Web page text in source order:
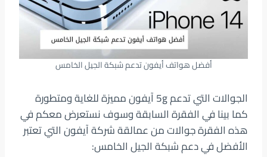
أفضل هواتف أيفون تدعم شبكة الجيل الخامس
الجوالات التي تدعم 5g آيفون مميزة للغاية ومتطورة
كما بينا في الفقرة السابقة وسوف نستعرض معكم في
هذه الفقرة جوالات من عمالقة شركة آيفون التي تعتبر
الأفضل في دعم شبكة الجيل الخامس: